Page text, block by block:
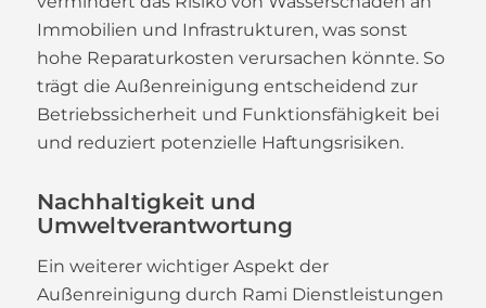
Immobilien und Infrastrukturen, was sonst
hohe Reparaturkosten verursachen könnte. So
trägt die Außenreinigung entscheidend zur
Betriebssicherheit und Funktionsfähigkeit bei
und reduziert potenzielle Haftungsrisiken.
Nachhaltigkeit und
Umweltverantwortung
Ein weiterer wichtiger Aspekt der
Außenreinigung durch Rami Dienstleistungen